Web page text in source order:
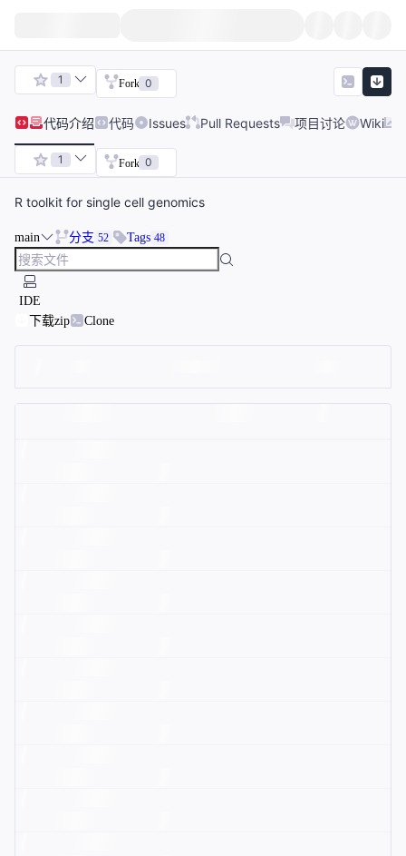
1 Fork 0
代码介绍 代码 Issues Pull Requests 项目讨论 Wiki
1 Fork 0
R toolkit for single cell genomics
main 分支 52 Tags 48
IDE
下载zip
Clone